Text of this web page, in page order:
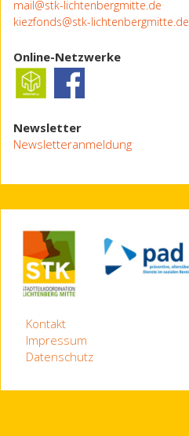
mail@stk-lichtenbergmitte.de
kiezfonds@stk-lichtenbergmitte.de
Online-Netzwerke
Newsletter
Newsletteranmeldung
Kontakt
Impressum
Datenschutz